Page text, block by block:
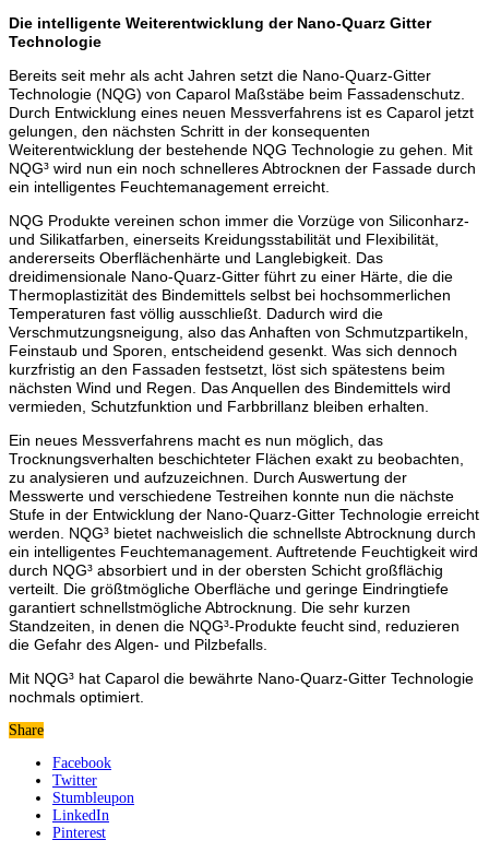
Die intelligente Weiterentwicklung der Nano-Quarz Gitter
Technologie
Bereits seit mehr als acht Jahren setzt die Nano-Quarz-Gitter
Technologie (NQG) von Caparol Maßstäbe beim Fassadenschutz.
Durch Entwicklung eines neuen Messverfahrens ist es Caparol jetzt
gelungen, den nächsten Schritt in der konsequenten
Weiterentwicklung der bestehende NQG Technologie zu gehen. Mit
NQG³ wird nun ein noch schnelleres Abtrocknen der Fassade durch
ein intelligentes Feuchtemanagement erreicht.
NQG Produkte vereinen schon immer die Vorzüge von Siliconharz-
und Silikatfarben, einerseits Kreidungsstabilität und Flexibilität,
andererseits Oberflächenhärte und Langlebigkeit. Das
dreidimensionale Nano-Quarz-Gitter führt zu einer Härte, die die
Thermoplastizität des Bindemittels selbst bei hochsommerlichen
Temperaturen fast völlig ausschließt. Dadurch wird die
Verschmutzungsneigung, also das Anhaften von Schmutzpartikeln,
Feinstaub und Sporen, entscheidend gesenkt. Was sich dennoch
kurzfristig an den Fassaden festsetzt, löst sich spätestens beim
nächsten Wind und Regen. Das Anquellen des Bindemittels wird
vermieden, Schutzfunktion und Farbbrillanz bleiben erhalten.
Ein neues Messverfahrens macht es nun möglich, das
Trocknungsverhalten beschichteter Flächen exakt zu beobachten,
zu analysieren und aufzuzeichnen. Durch Auswertung der
Messwerte und verschiedene Testreihen konnte nun die nächste
Stufe in der Entwicklung der Nano-Quarz-Gitter Technologie erreicht
werden. NQG³ bietet nachweislich die schnellste Abtrocknung durch
ein intelligentes Feuchtemanagement. Auftretende Feuchtigkeit wird
durch NQG³ absorbiert und in der obersten Schicht großflächig
verteilt. Die größtmögliche Oberfläche und geringe Eindringtiefe
garantiert schnellstmögliche Abtrocknung. Die sehr kurzen
Standzeiten, in denen die NQG³-Produkte feucht sind, reduzieren
die Gefahr des Algen- und Pilzbefalls.
Mit NQG³ hat Caparol die bewährte Nano-Quarz-Gitter Technologie
nochmals optimiert.
Share
Facebook
Twitter
Stumbleupon
LinkedIn
Pinterest